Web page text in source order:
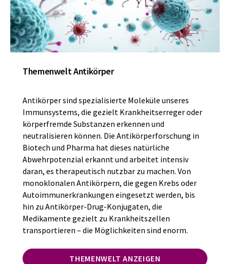
Themenwelt Antikörper
Antikörper sind spezialisierte Moleküle unseres
Immunsystems, die gezielt Krankheitserreger oder
körperfremde Substanzen erkennen und
neutralisieren können. Die Antikörperforschung in
Biotech und Pharma hat dieses natürliche
Abwehrpotenzial erkannt und arbeitet intensiv
daran, es therapeutisch nutzbar zu machen. Von
monoklonalen Antikörpern, die gegen Krebs oder
Autoimmunerkrankungen eingesetzt werden, bis
hin zu Antikörper-Drug-Konjugaten, die
Medikamente gezielt zu Krankheitszellen
transportieren – die Möglichkeiten sind enorm.
THEMENWELT ANZEIGEN